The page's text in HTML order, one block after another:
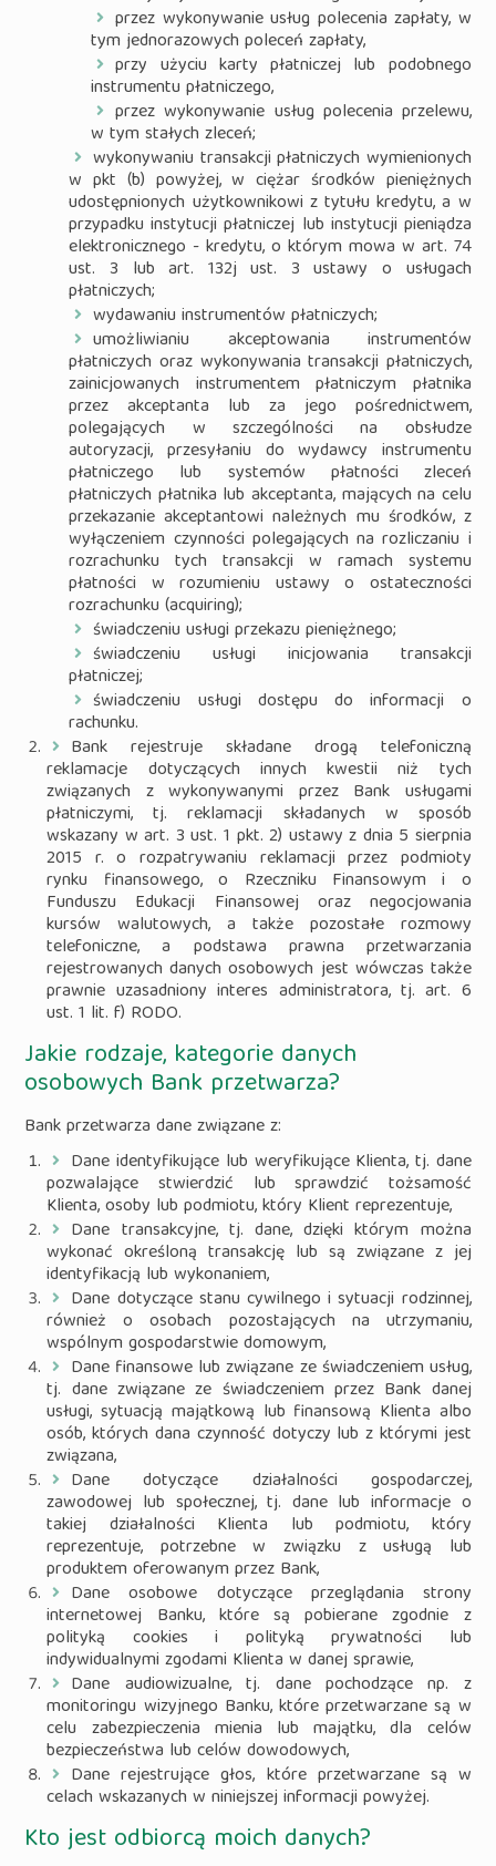
przez wykonywanie usług polecenia zapłaty, w
tym jednorazowych poleceń zapłaty,
przy użyciu karty płatniczej lub podobnego
instrumentu płatniczego,
przez wykonywanie usług polecenia przelewu,
w tym stałych zleceń;
wykonywaniu transakcji płatniczych wymienionych
w pkt (b) powyżej, w ciężar środków pieniężnych
udostępnionych użytkownikowi z tytułu kredytu, a w
przypadku instytucji płatniczej lub instytucji pieniądza
elektronicznego - kredytu, o którym mowa w art. 74
ust. 3 lub art. 132j ust. 3 ustawy o usługach
płatniczych;
wydawaniu instrumentów płatniczych;
umożliwianiu akceptowania instrumentów
płatniczych oraz wykonywania transakcji płatniczych,
zainicjowanych instrumentem płatniczym płatnika
przez akceptanta lub za jego pośrednictwem,
polegających w szczególności na obsłudze
autoryzacji, przesyłaniu do wydawcy instrumentu
płatniczego lub systemów płatności zleceń
płatniczych płatnika lub akceptanta, mających na celu
przekazanie akceptantowi należnych mu środków, z
wyłączeniem czynności polegających na rozliczaniu i
rozrachunku tych transakcji w ramach systemu
płatności w rozumieniu ustawy o ostateczności
rozrachunku (acquiring);
świadczeniu usługi przekazu pieniężnego;
świadczeniu usługi inicjowania transakcji
płatniczej;
świadczeniu usługi dostępu do informacji o
rachunku.
Bank rejestruje składane drogą telefoniczną
reklamacje dotyczących innych kwestii niż tych
związanych z wykonywanymi przez Bank usługami
płatniczymi, tj. reklamacji składanych w sposób
wskazany w art. 3 ust. 1 pkt. 2) ustawy z dnia 5 sierpnia
2015 r. o rozpatrywaniu reklamacji przez podmioty
rynku finansowego, o Rzeczniku Finansowym i o
Funduszu Edukacji Finansowej oraz negocjowania
kursów walutowych, a także pozostałe rozmowy
telefoniczne, a podstawa prawna przetwarzania
rejestrowanych danych osobowych jest wówczas także
prawnie uzasadniony interes administratora, tj. art. 6
ust. 1 lit. f) RODO.
Jakie rodzaje, kategorie danych
osobowych Bank przetwarza?
Bank przetwarza dane związane z:
Dane identyfikujące lub weryfikujące Klienta, tj. dane
pozwalające stwierdzić lub sprawdzić tożsamość
Klienta, osoby lub podmiotu, który Klient reprezentuje,
Dane transakcyjne, tj. dane, dzięki którym można
wykonać określoną transakcję lub są związane z jej
identyfikacją lub wykonaniem,
Dane dotyczące stanu cywilnego i sytuacji rodzinnej,
również o osobach pozostających na utrzymaniu,
wspólnym gospodarstwie domowym,
Dane finansowe lub związane ze świadczeniem usług,
tj. dane związane ze świadczeniem przez Bank danej
usługi, sytuacją majątkową lub finansową Klienta albo
osób, których dana czynność dotyczy lub z którymi jest
związana,
Dane dotyczące działalności gospodarczej,
zawodowej lub społecznej, tj. dane lub informacje o
takiej działalności Klienta lub podmiotu, który
reprezentuje, potrzebne w związku z usługą lub
produktem oferowanym przez Bank,
Dane osobowe dotyczące przeglądania strony
internetowej Banku, które są pobierane zgodnie z
polityką cookies i polityką prywatności lub
indywidualnymi zgodami Klienta w danej sprawie,
Dane audiowizualne, tj. dane pochodzące np. z
monitoringu wizyjnego Banku, które przetwarzane są w
celu zabezpieczenia mienia lub majątku, dla celów
bezpieczeństwa lub celów dowodowych,
Dane rejestrujące głos, które przetwarzane są w
celach wskazanych w niniejszej informacji powyżej.
Kto jest odbiorcą moich danych?